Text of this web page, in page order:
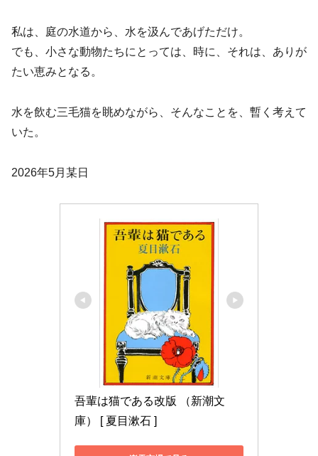
私は、庭の水道から、水を汲んであげただけ。
でも、小さな動物たちにとっては、時に、それは、ありが
たい恵みとなる。
水を飲む三毛猫を眺めながら、そんなことを、暫く考えて
いた。
2026年5月某日
吾輩は猫である改版 （新潮文
庫） [ 夏目漱石 ]